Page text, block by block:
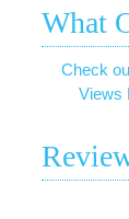
What
Check
Views